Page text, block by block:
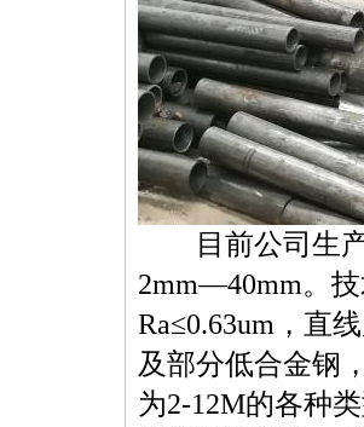
目前公司生产
2mm—40mm。
Ra≤0.63um，直
及部分低合金钢
为2-12M的各种